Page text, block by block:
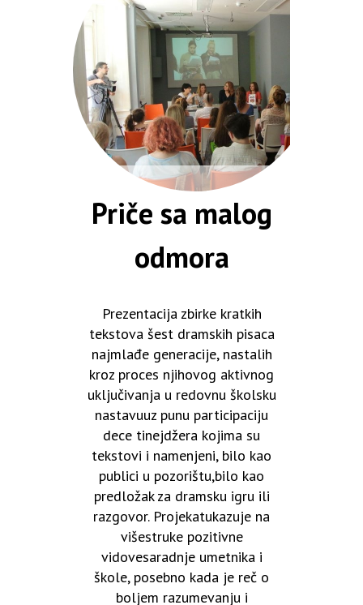
Priče sa malog
odmora
Prezentacija zbirke kratkih
tekstova šest dramskih pisaca
najmlađe generacije, nastalih
kroz proces njihovog aktivnog
uključivanja u redovnu školsku
nastavuuz punu participaciju
dece tinejdžera kojima su
tekstovi i namenjeni, bilo kao
publici u pozorištu,bilo kao
predložak za dramsku igru ili
razgovor. Projekatukazuje na
višestruke pozitivne
vidovesaradnje umetnika i
škole, posebno kada je reč o
boljem razumevanju i